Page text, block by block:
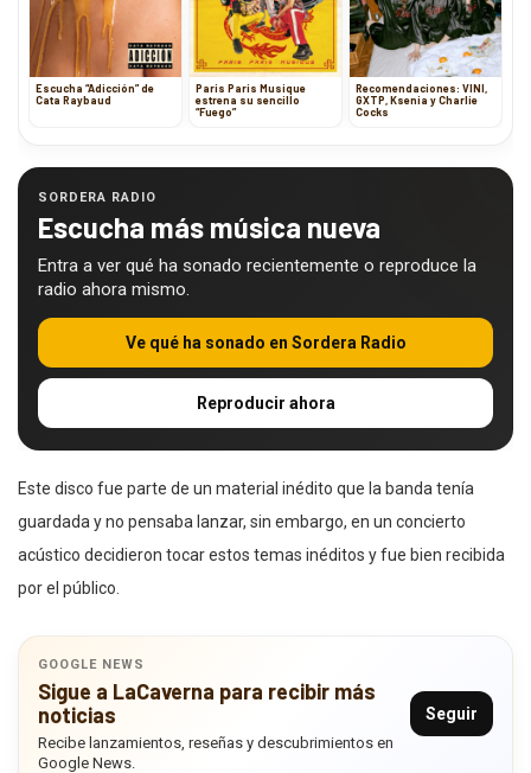
Escucha “Adicción” de
Cata Raybaud
Paris Paris Musique
estrena su sencillo
“Fuego”
Recomendaciones: VINI,
GXTP, Ksenia y Charlie
Cocks
SORDERA RADIO
Escucha más música nueva
Entra a ver qué ha sonado recientemente o reproduce la
radio ahora mismo.
Ve qué ha sonado en Sordera Radio
Reproducir ahora
Este disco fue parte de un material inédito que la banda tenía
guardada y no pensaba lanzar, sin embargo, en un concierto
acústico decidieron tocar estos temas inéditos y fue bien recibida
por el público.
GOOGLE NEWS
Sigue a LaCaverna para recibir más
noticias
Recibe lanzamientos, reseñas y descubrimientos en
Google News.
Seguir